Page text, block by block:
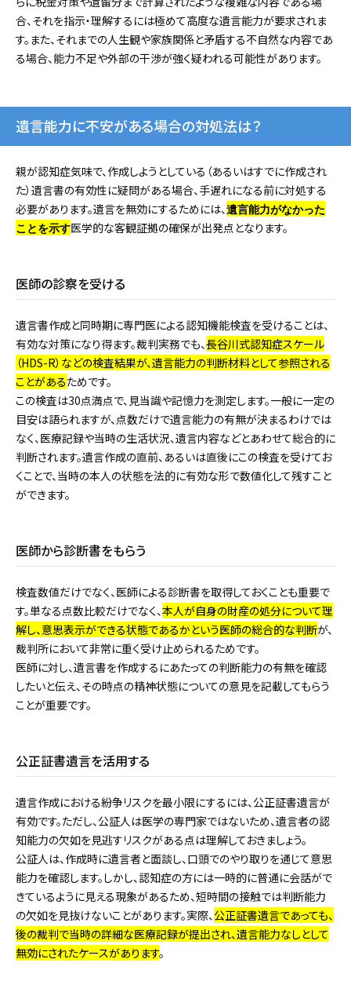
合、それを指示・理解するには極めて高度な遺言能力が要求されま
す。また、それまでの人生観や家族関係と矛盾する不自然な内容であ
る場合、能力不足や外部の干渉が強く疑われる可能性があります。
遺言能力に不安がある場合の対処法は？
親が認知症気味で、作成しようとしている（あるいはすでに作成され
た）遺言書の有効性に疑問がある場合、手遅れになる前に対処する
必要があります。遺言を無効にするためには、 遺言能力がなかった
ことを示す医学的な客観証拠の確保が出発点となります。
医師の診察を受ける
遺言書作成と同時期に専門医による認知機能検査を受けることは、
有効な対策になり得ます。裁判実務でも、長谷川式認知症スケール
（HDS-R）などの検査結果が、遺言能力の判断材料として参照される
ことがあるためです。
この検査は30点満点で、見当識や記憶力を測定します。一般に一定の
目安は語られますが、点数だけで遺言能力の有無が決まるわけでは
なく、医療記録や当時の生活状況、遺言内容などとあわせて総合的に
判断されます。遺言作成の直前、あるいは直後にこの検査を受けてお
くことで、当時の本人の状態を法的に有効な形で数値化して残すこと
ができます。
医師から診断書をもらう
検査数値だけでなく、医師による診断書を取得しておくことも重要で
す。単なる点数比較だけでなく、本人が自身の財産の処分について理
解し、意思表示ができる状態であるかという医師の総合的な判断が、
裁判所において非常に重く受け止められるためです。
医師に対し、遺言書を作成するにあたっての判断能力の有無を確認
したいと伝え、その時点の精神状態についての意見を記載してもらう
ことが重要です。
公正証書遺言を活用する
遺言作成における紛争リスクを最小限にするには、公正証書遺言が
有効です。ただし、公証人は医学の専門家ではないため、遺言者の認
知能力の欠如を見逃すリスクがある点は理解しておきましょう。
公証人は、作成時に遺言者と面談し、口頭でのやり取りを通じて意思
能力を確認します。しかし、認知症の方には一時的に普通に会話がで
きているように見える現象があるため、短時間の接触では判断能力
の欠如を見抜けないことがあります。実際、 公正証書遺言であっても、
後の裁判で当時の詳細な医療記録が提出され、遺言能力なしとして
無効にされたケースがあります。